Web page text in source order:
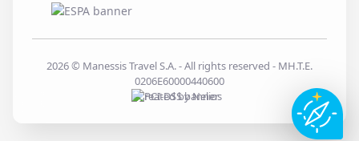
2026© Manessis Travel S.A. - All rights reserved - MH.T.E.
0206E60000440600
Created byNelios